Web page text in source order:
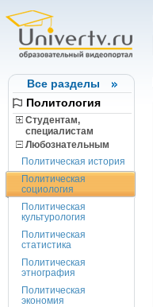
Все разделы
Политология
Студентам,
cпециалистам
Любознательным
Политическая история
Политическая
социология
Политическая
культурология
Политическая
статистика
Политическая
этнография
Политическая
экономия